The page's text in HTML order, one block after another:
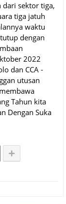
dari sektor tiga,
tiga jatuh
waktu
dengan
2022
dan CCA -
utusan
Tahun kita
Dengan Suka